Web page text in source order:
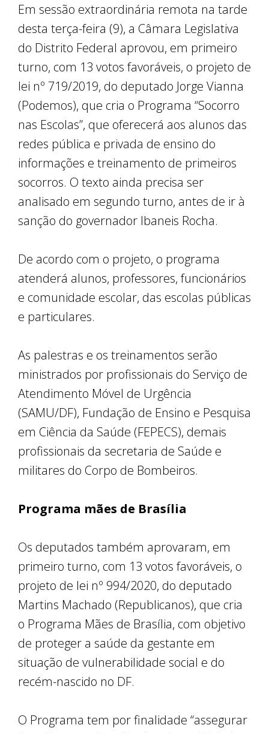
Em sessão extraordinária remota na tarde
desta terça-feira (9), a Câmara Legislativa
do Distrito Federal aprovou, em primeiro
turno, com 13 votos favoráveis, o projeto de
lei nº 719/2019, do deputado Jorge Vianna
(Podemos), que cria o Programa “Socorro
nas Escolas”, que oferecerá aos alunos das
redes pública e privada de ensino do
informações e treinamento de primeiros
socorros. O texto ainda precisa ser
analisado em segundo turno, antes de ir à
sanção do governador Ibaneis Rocha.
De acordo com o projeto, o programa
atenderá alunos, professores, funcionários
e comunidade escolar, das escolas públicas
e particulares.
As palestras e os treinamentos serão
ministrados por profissionais do Serviço de
Atendimento Móvel de Urgência
(SAMU/DF), Fundação de Ensino e Pesquisa
em Ciência da Saúde (FEPECS), demais
profissionais da secretaria de Saúde e
militares do Corpo de Bombeiros.
Programa mães de Brasília
Os deputados também aprovaram, em
primeiro turno, com 13 votos favoráveis, o
projeto de lei nº 994/2020, do deputado
Martins Machado (Republicanos), que cria
o Programa Mães de Brasília, com objetivo
de proteger a saúde da gestante em
situação de vulnerabilidade social e do
recém-nascido no DF.
O Programa tem por finalidade “assegurar